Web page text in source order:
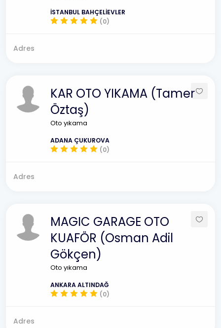
İSTANBUL BAHÇELİEVLER
(0)
Adres
KAR OTO YIKAMA (Tamer
Öztaş)
Oto yıkama
ADANA ÇUKUROVA
(0)
Adres
MAGIC GARAGE OTO
KUAFÖR (Osman Adil
Gökçen)
Oto yıkama
ANKARA ALTINDAĞ
(0)
Adres